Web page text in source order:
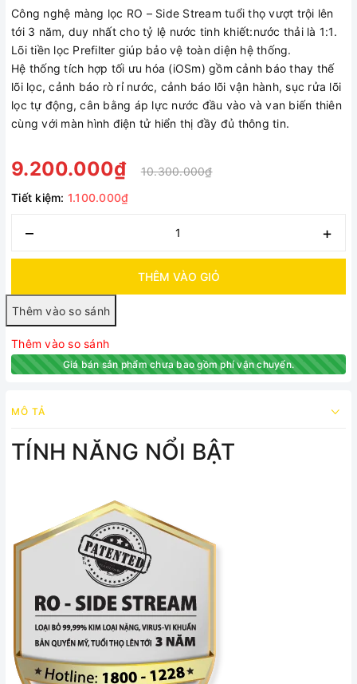
Công nghệ màng lọc RO – Side Stream tuổi thọ vượt trội lên
tới 3 năm, duy nhất cho tỷ lệ nước tinh khiết:nước thải là 1:1.
Lõi tiền lọc Prefilter giúp bảo vệ toàn diện hệ thống.
Hệ thống tích hợp tối ưu hóa (iOSm) gồm cảnh báo thay thế
lõi lọc, cảnh báo rò rỉ nước, cảnh báo lõi vận hành, sục rửa lõi
lọc tự động, cân bằng áp lực nước đầu vào và van biến thiên
cùng với màn hình điện tử hiển thị đầy đủ thông tin.
9.200.000₫
10.300.000₫
Tiết kiệm: 1.100.000₫
– +
THÊM VÀO GIỎ
Thêm vào so sánh
Giá bán sản phẩm chưa bao gồm phí vận chuyển.
MÔ TẢ
TÍNH NĂNG NỔI BẬT